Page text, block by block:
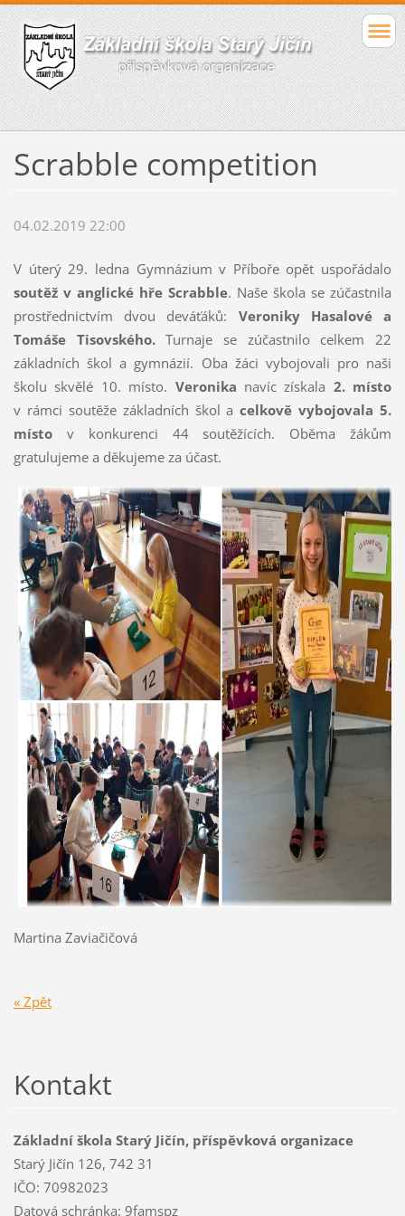
Scrabble competition
04.02.2019 22:00
V úterý 29. ledna Gymnázium v Příboře opět uspořádalo
soutěž v anglické hře Scrabble. Naše škola se zúčastnila
prostřednictvím dvou deváťáků: Veroniky Hasalové a
Tomáše Tisovského.Turnaje se zúčastnilo celkem 22
základních škol a gymnázií. Oba žáci vybojovali pro naši
školu skvělé 10. místo. Veronika navíc získala 2. místo
v rámci soutěže základních škol acelkově vybojovala 5.
místov konkurenci 44 soutěžících. Oběma žákům
gratulujeme a děkujeme za účast.
Martina Zaviačičová
« Zpět
Kontakt
Základní škola Starý Jičín, příspěvková organizace
Starý Jičín 126, 742 31
IČO: 70982023
Datová schránka: 9famspz